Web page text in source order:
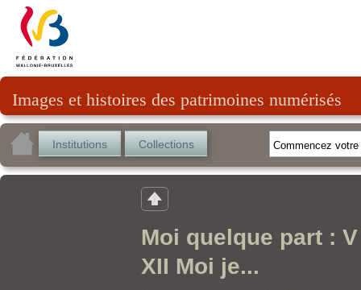
Images et histoires des patrimoines numérisés
Institutions Collections
Moi quelque part :
XII Moi je...